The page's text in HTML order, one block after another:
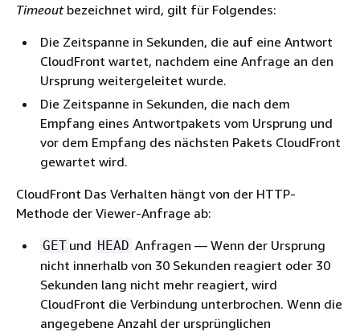
Timeoutbezeichnet wird, gilt für Folgendes:
Die Zeitspanne in Sekunden, die auf eine Antwort
CloudFront wartet, nachdem eine Anfrage an den
Ursprung weitergeleitet wurde.
Die Zeitspanne in Sekunden, die nach dem
Empfang eines Antwortpakets vom Ursprung und
vor dem Empfang des nächsten Pakets CloudFront
gewartet wird.
CloudFront Das Verhalten hängt von der HTTP-
Methode der Viewer-Anfrage ab:
GET und HEAD Anfragen — Wenn der Ursprung
nicht innerhalb von 30 Sekunden reagiert oder 30
Sekunden lang nicht mehr reagiert, wird
CloudFront die Verbindung unterbrochen. Wenn die
angegebene Anzahl der ursprünglichen